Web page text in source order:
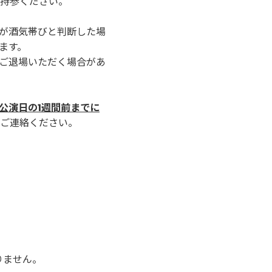
酒気帯びと判断した場
。
退場いただく場合があ
演日の1週間前までに
連絡ください。
せん。